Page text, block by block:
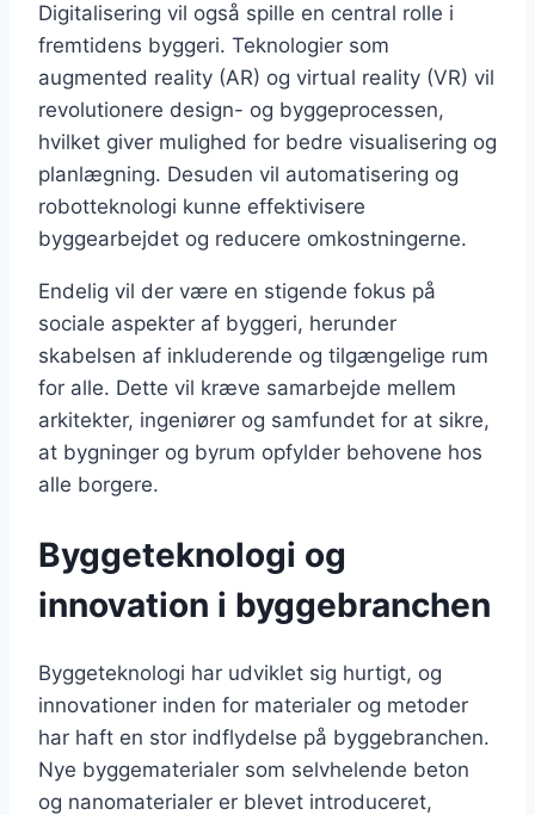
Digitalisering vil også spille en central rolle i
fremtidens byggeri. Teknologier som
augmented reality (AR) og virtual reality (VR) vil
revolutionere design- og byggeprocessen,
hvilket giver mulighed for bedre visualisering og
planlægning. Desuden vil automatisering og
robotteknologi kunne effektivisere
byggearbejdet og reducere omkostningerne.
Endelig vil der være en stigende fokus på
sociale aspekter af byggeri, herunder
skabelsen af inkluderende og tilgængelige rum
for alle. Dette vil kræve samarbejde mellem
arkitekter, ingeniører og samfundet for at sikre,
at bygninger og byrum opfylder behovene hos
alle borgere.
Byggeteknologi og
innovation i byggebranchen
Byggeteknologi har udviklet sig hurtigt, og
innovationer inden for materialer og metoder
har haft en stor indflydelse på byggebranchen.
Nye byggematerialer som selvhelende beton
og nanomaterialer er blevet introduceret,